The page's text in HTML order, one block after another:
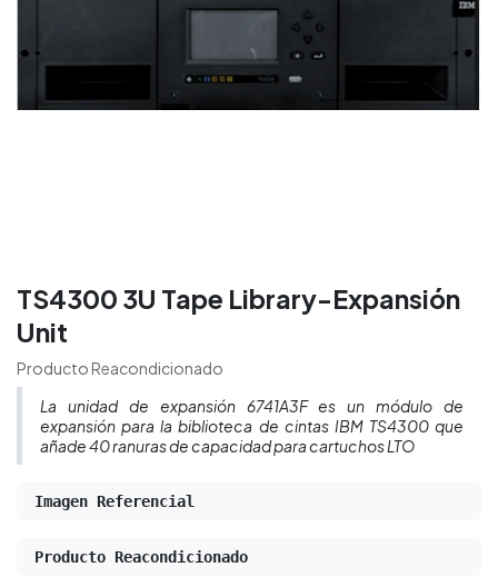
TS4300 3U Tape Library-Expansión
Unit
Producto Reacondicionado
La unidad de expansión 6741A3F es un módulo de
expansión para la biblioteca de cintas IBM TS4300 que
añade 40 ranuras de capacidad para cartuchos LTO
Imagen Referencial
Producto Reacondicionado